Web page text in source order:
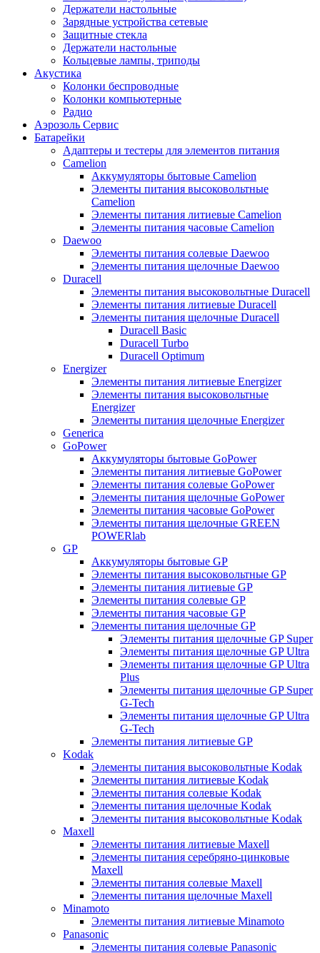
Держатели настольные
Зарядные устройства сетевые
Защитные стекла
Держатели настольные
Кольцевые лампы, триподы
Акустика
Колонки беспроводные
Колонки компьютерные
Радио
Аэрозоль Сервис
Батарейки
Aдаптеры и тестеры для элементов питания
Camelion
Аккумуляторы бытовые Camelion
Элементы питания высоковольтные
Camelion
Элементы питания литиевые Camelion
Элементы питания часовые Camelion
Daewoo
Элементы питания солевые Daewoo
Элементы питания щелочные Daewoo
Duracell
Элементы питания высоковольтные Duracell
Элементы питания литиевые Duracell
Элементы питания щелочные Duracell
Duracell Basic
Duracell Turbo
Duracell Optimum
Energizer
Элементы питания литиевые Energizer
Элементы питания высоковольтные
Energizer
Элементы питания щелочные Energizer
Generica
GoPower
Аккумуляторы бытовые GoPower
Элементы питания литиевые GoPower
Элементы питания солевые GoPower
Элементы питания щелочные GoPower
Элементы питания часовые GoPower
Элементы питания щелочные GREEN
POWERlab
GP
Аккумуляторы бытовые GP
Элементы питания высоковольтные GP
Элементы питания литиевые GP
Элементы питания солевые GP
Элементы питания часовые GP
Элементы питания щелочные GP
Элементы питания щелочные GP Super
Элементы питания щелочные GP Ultra
Элементы питания щелочные GP Ultra
Plus
Элементы питания щелочные GP Super
G-Tech
Элементы питания щелочные GP Ultra
G-Tech
Элементы питания литиевые GP
Kodak
Элементы питания высоковольтные Kodak
Элементы питания литиевые Kodak
Элементы питания солевые Kodak
Элементы питания щелочные Kodak
Элементы питания высоковольтные Kodak
Maxell
Элементы питания литиевые Maxell
Элементы питания серебряно-цинковые
Maxell
Элементы питания солевые Maxell
Элементы питания щелочные Maxell
Minamoto
Элементы питания литиевые Minamoto
Panasonic
Элементы питания солевые Panasonic